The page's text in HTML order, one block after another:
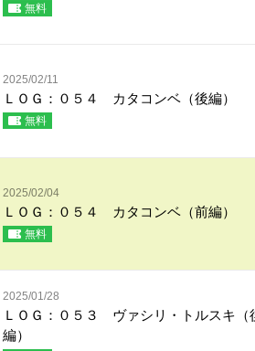
無料
2025/02/11
ＬＯＧ：０５４ カタコンベ（後編）
無料
2025/02/04
ＬＯＧ：０５４ カタコンベ（前編）
無料
2025/01/28
ＬＯＧ：０５３ ヴァシリ・トルスキ（
編）